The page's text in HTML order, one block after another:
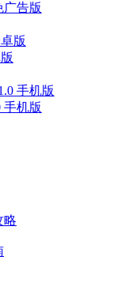
广告版
手机版
略